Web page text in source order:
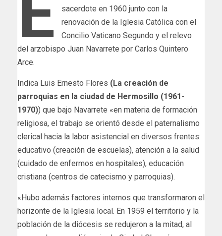
sacerdote en 1960 junto con la
renovación de la Iglesia Católica con el
Concilio Vaticano Segundo y el relevo
del arzobispo Juan Navarrete por Carlos Quintero
Arce.
Indica Luis Ernesto Flores (La creación de
parroquias en la ciudad de Hermosillo (1961-
1970)) que bajo Navarrete «en materia de formación
religiosa, el trabajo se orientó desde el paternalismo
clerical hacia la labor asistencial en diversos frentes:
educativo (creación de escuelas), atención a la salud
(cuidado de enfermos en hospitales), educación
cristiana (centros de catecismo y parroquias).
«Hubo además factores internos que transformaron el
horizonte de la Iglesia local. En 1959 el territorio y la
población de la diócesis se redujeron a la mitad, al